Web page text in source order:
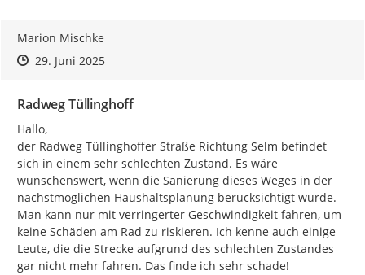
Marion Mischke
Zeitpunkt des Erstellens
Zeitpunkt des Erstellens
29. Juni 2025Zur Äußerung
Radweg Tüllinghoff
Hallo,
der Radweg Tüllinghoffer Straße Richtung Selm befindet
sich in einem sehr schlechten Zustand. Es wäre
wünschenswert, wenn die Sanierung dieses Weges in der
nächstmöglichen Haushaltsplanung berücksichtigt würde.
Man kann nur mit verringerter Geschwindigkeit fahren, um
keine Schäden am Rad zu riskieren. Ich kenne auch einige
Leute, die die Strecke aufgrund des schlechten Zustandes
gar nicht mehr fahren. Das finde ich sehr schade!